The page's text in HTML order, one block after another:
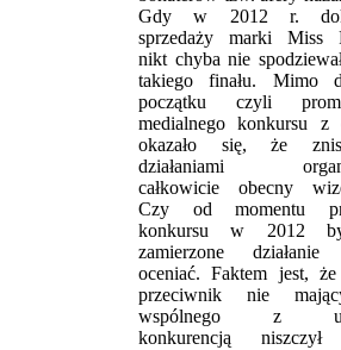
Gdy w 2012 r.
sprzedaży marki Miss
nikt chyba nie
takiego finału. Mimo
początku czyli
medialnego konkursu z
okazało się, że
działaniami
całkowicie obecny
Czy od momentu
konkursu w 2012
zamierzone działanie
oceniać. Faktem jest,
przeciwnik nie
wspólnego z
konkurencją